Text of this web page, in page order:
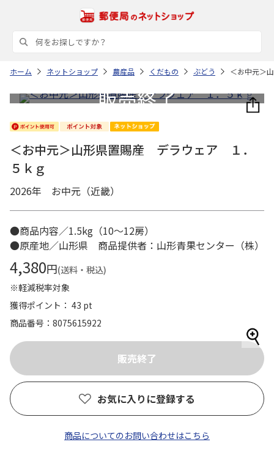
ホーム ネットショップ 農産品 くだもの ぶどう ＜お中元＞
＜お中元＞山形県置賜産 デラウェア １．
５ｋｇ
2026年 お中元（近畿）
●商品内容／1.5kg（10～12房）
●原産地／山形県 商品提供者：山形青果センター（株）
4,380円(送料・税込)
※軽減税率対象
獲得ポイント： 43 pt
商品番号
8075615922
お気に入りに登録する
商品についてのお問い合わせはこちら